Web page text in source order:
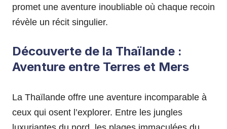
promet une aventure inoubliable où chaque recoin
révèle un récit singulier.
Découverte de la Thaïlande :
Aventure entre Terres et Mers
La Thaïlande offre une aventure incomparable à
ceux qui osent l’explorer. Entre les jungles